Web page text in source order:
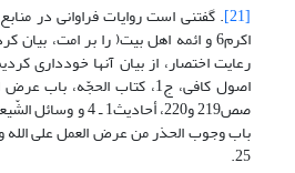
[21]
. گفتنی است روایات فراوانی در
اکرم6 و ائمه اهل بیت( را بر امت، بیان
رعایت اختصار، از بیان آنها خودداری
اصول کافی، ج1، کتاب الحجّه،
25.